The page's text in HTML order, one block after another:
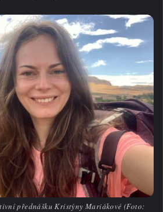
přednášku Kristýny Mariákové (Foto: